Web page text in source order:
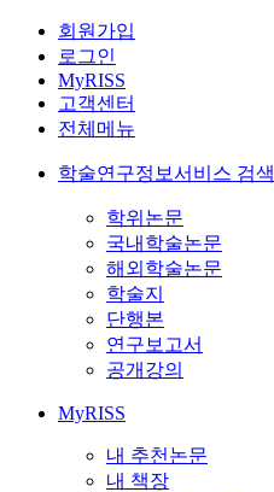
회원가입
로그인
MyRISS
고객센터
전체메뉴
학술연구정보서비스 검색
학위논문
국내학술논문
해외학술논문
학술지
단행본
연구보고서
공개강의
MyRISS
내 추천논문
내 책장